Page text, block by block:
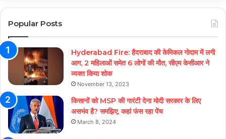
Popular Posts
Hyderabad Fire: हैदराबाद की केमिकल गोदाम में लगी
आग, 2 महिलाओं समेत 6 लोगों की मौत, सीएम केसीआर ने
व्यक्त किया शोक
November 13, 2023
किसानों को MSP की गारंटी देना मोदी सरकार के लिए
असभंव है? समझिए, कहां फंस रहा पेंच
March 8, 2024